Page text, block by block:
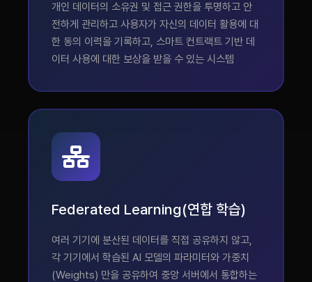
개인 데이터의 소유권 및 접근 권한을 투명하고 안
전하게 관리하고 사용자가 자신의 데이터 활용에 대
한 동의 이력을 기록하고, 스마트 컨트랙트 기반 데
이터 사용에 대한 보상을 받을 수 있는 시스템
Federated Learning(연합 학습)
여러 기기에 분산된 데이터를 직접 공유하지 않고,
각 기기에서 학습된 AI 모델의 파라미터와 가중치
(Weights) 만을 공유하여 중앙 서버에서 통합하는